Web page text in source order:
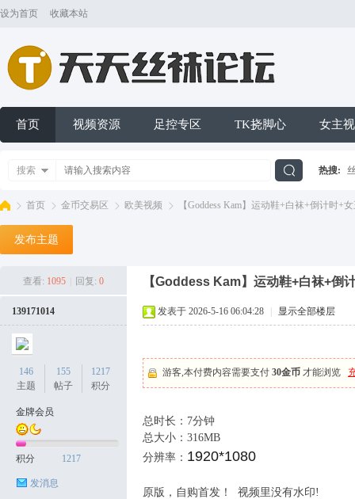
设为首页 收藏本站
首页 视频资源 足控专区 TK挠脚心 女主
搜索 热搜:
首页 金币交易区 欧美视频 【Goddess Kam】运动鞋+白袜+倒计时+
发布主题
查看: 1095 回复: 0 【Goddess Kam】运动鞋+白袜+倒
139171014
146
主题
155
帖子
1217
积分
金牌会员
积分 1217
发消息
发表于 2026-5-16 06:04:28 显示全部楼层
游客,本付费内容需要支付 30金币 才能浏览
总时长：7分钟
总大小：316MB
分辨率： 1920*1080
原版，自购首发！ 视频里没有水印!